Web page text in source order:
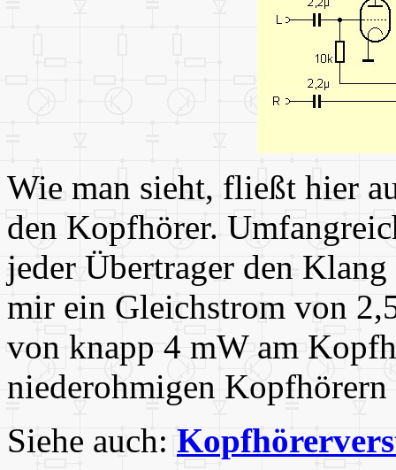
Wie man sieht, fließt hier
den Kopfhörer.
jeder Übertrager den
mir ein Gleichstrom von
von knapp 4 mW am
niederohmigen
Siehe auch: